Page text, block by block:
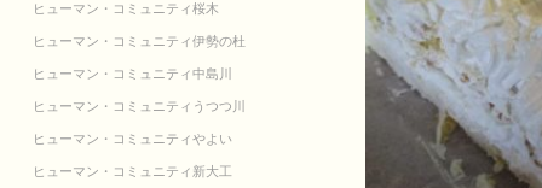
ヒューマン・コミュニティ桜木
ヒューマン・コミュニティ伊勢の杜
ヒューマン・コミュニティ中島川
ヒューマン・コミュニティうつつ川
ヒューマン・コミュニティやよい
ヒューマン・コミュニティ新大工